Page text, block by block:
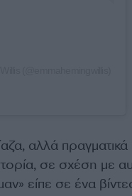
αλλά πραγματικά
σε σχέση με
είπε σε ένα